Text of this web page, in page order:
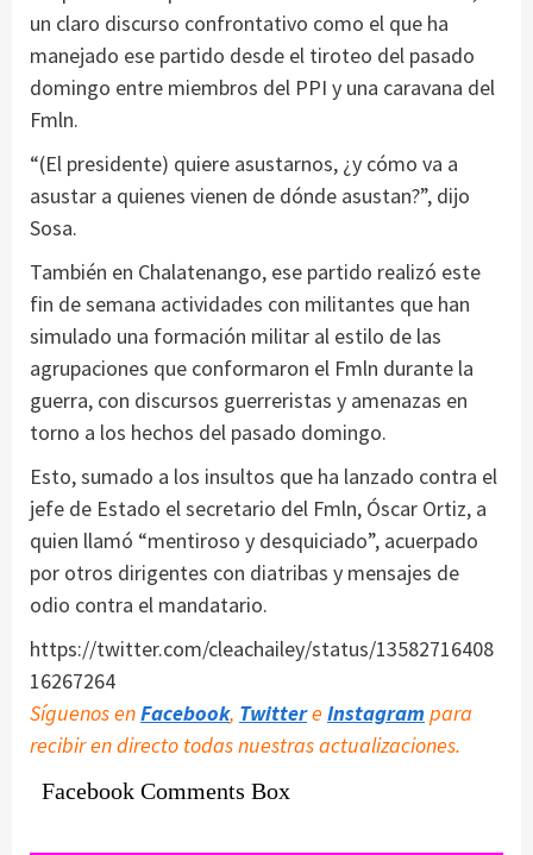
un claro discurso confrontativo como el que ha
manejado ese partido desde el tiroteo del pasado
domingo entre miembros del PPI y una caravana del
Fmln.
“(El presidente) quiere asustarnos, ¿y cómo va a
asustar a quienes vienen de dónde asustan?”, dijo
Sosa.
También en Chalatenango, ese partido realizó este
fin de semana actividades con militantes que han
simulado una formación militar al estilo de las
agrupaciones que conformaron el Fmln durante la
guerra, con discursos guerreristas y amenazas en
torno a los hechos del pasado domingo.
Esto, sumado a los insultos que ha lanzado contra el
jefe de Estado el secretario del Fmln, Óscar Ortiz, a
quien llamó “mentiroso y desquiciado”, acuerpado
por otros dirigentes con diatribas y mensajes de
odio contra el mandatario.
https://twitter.com/cleachailey/status/13582716408
16267264
Síguenos enFacebook, Twittere Instagram para
recibir en directo todas nuestras actualizaciones.
Facebook Comments Box